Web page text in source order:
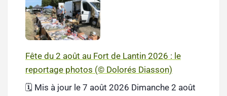
Fête du 2 août au Fort de Lantin 2026 : le
reportage photos (© Dolorés Diasson)
🗓️ Mis à jour le 7 août 2026 Dimanche 2 août